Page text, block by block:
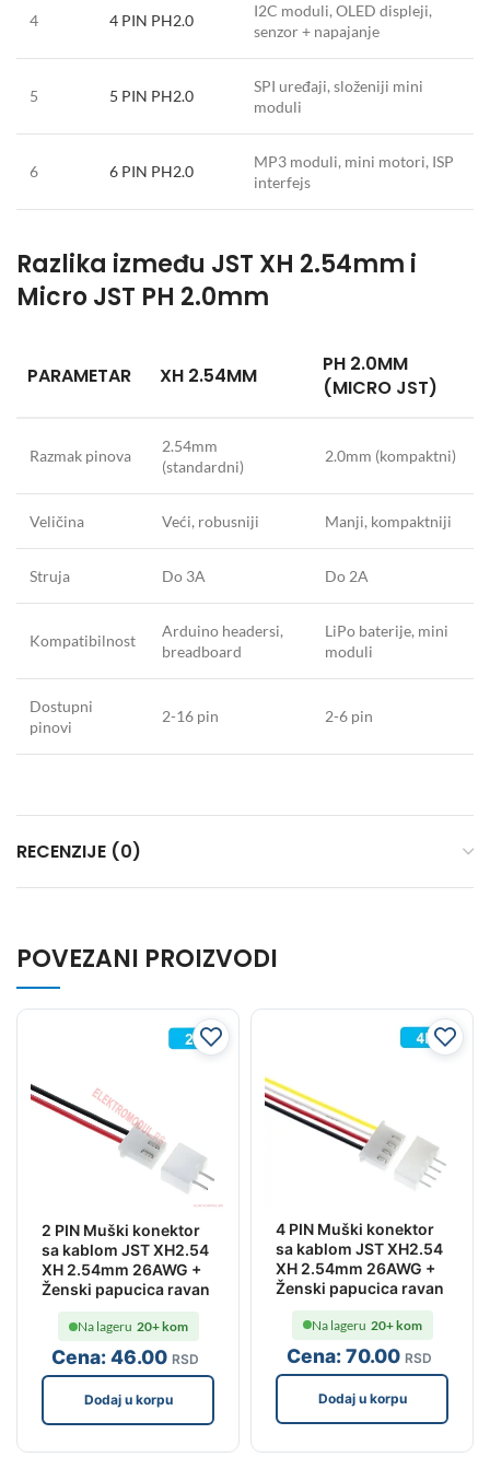
4 4 PIN PH2.0
I2C moduli, OLED displeji,
senzor + napajanje
5 5 PIN PH2.0
SPI uređaji, složeniji mini
moduli
6 6 PIN PH2.0
MP3 moduli, mini motori, ISP
interfejs
Razlika između JST XH 2.54mm i
Micro JST PH 2.0mm
PARAMETAR XH 2.54MM
PH 2.0MM
(MICRO JST)
Razmak pinova
2.54mm
(standardni)
2.0mm (kompaktni)
Veličina Veći, robusniji Manji, kompaktniji
Struja Do 3A Do 2A
Kompatibilnost
Arduino headersi,
breadboard
LiPo baterije, mini
moduli
Dostupni
pinovi
2-16 pin 2-6 pin
RECENZIJE (0)
POVEZANI PROIZVODI
2 PIN Muški konektor
sa kablom JST XH2.54
XH 2.54mm 26AWG +
Ženski papucica ravan
Cena:46.00 RSD
Na lageru 20+ kom
Dodaj u korpu
4 PIN Muški konektor
sa kablom JST XH2.54
XH 2.54mm 26AWG +
Ženski papucica ravan
Cena:70.00 RSD
Na lageru 20+ kom
Dodaj u korpu